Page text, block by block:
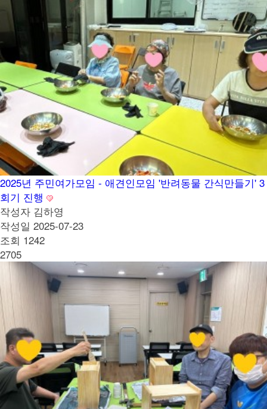
2025년 주민여가모임 - 애견인모임 '반려동물 간식만들기' 3
회기 진행
작성자 김하영
작성일 2025-07-23
조회 1242
2705